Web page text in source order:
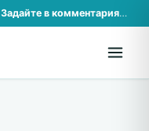
Задайте в комментариях — ответим!